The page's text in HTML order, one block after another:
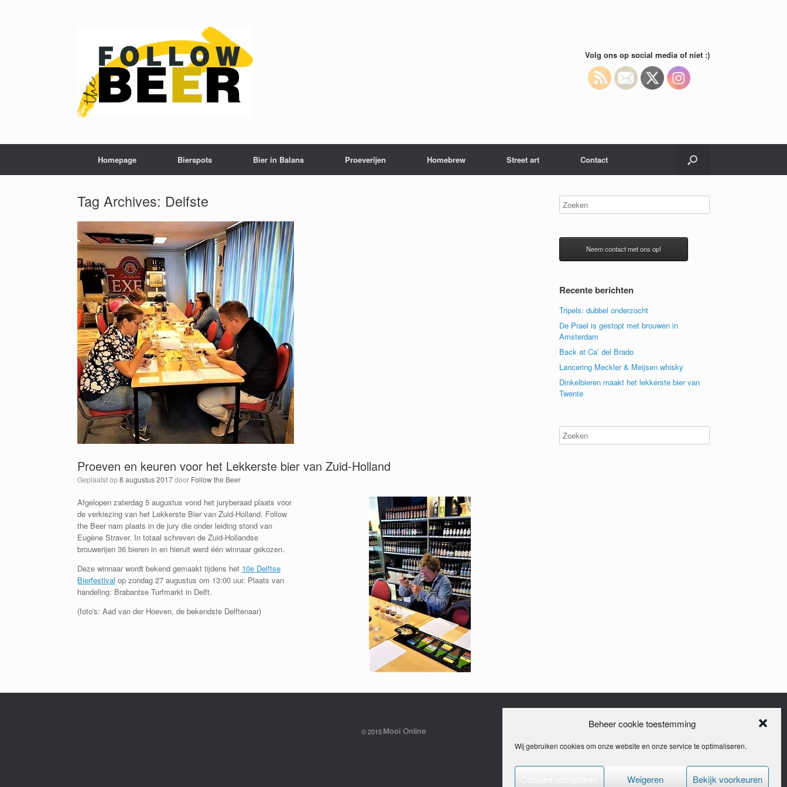
Beheer cookie toestemming
Wij gebruiken cookies om onze website en onze service te optimaliseren.
Weigeren Bekijk voorkeuren
Volg ons op social media of niet :)
Homepage Bierspots Bier in Balans Proeverijen Homebrew Street art Contact
Tag Archives: Delfste
Proeven en keuren voor het Lekkerste bier van Zuid-Holland
Geplaatst op8 augustus 2017door Follow the Beer
Afgelopen zaterdag 5 augustus vond het juryberaad plaats voor
de verkiezing van het Lekkerste Bier van Zuid-Holland. Follow
the Beer nam plaats in de jury die onder leiding stond van
Eugène Straver. In totaal schreven de Zuid-Hollandse
brouwerijen 36 bieren in en hieruit werd één winnaar gekozen.
Deze winnaar wordt bekend gemaakt tijdens het 10e Delftse
Bierfestival op zondag 27 augustus om 13:00 uur. Plaats van
handeling: Brabantse Turfmarkt in Delft.
(foto's: Aad van der Hoeven, de bekendste Delftenaar)
Neem contact met ons op!
Recente berichten
Tripels: dubbel onderzocht
De Prael is gestopt met brouwen in
Amsterdam
Back at Ca’ del Brado
Lancering Meckler & Meijsen whisky
Dinkelbieren maakt het lekkerste bier van
Twente
© 2015